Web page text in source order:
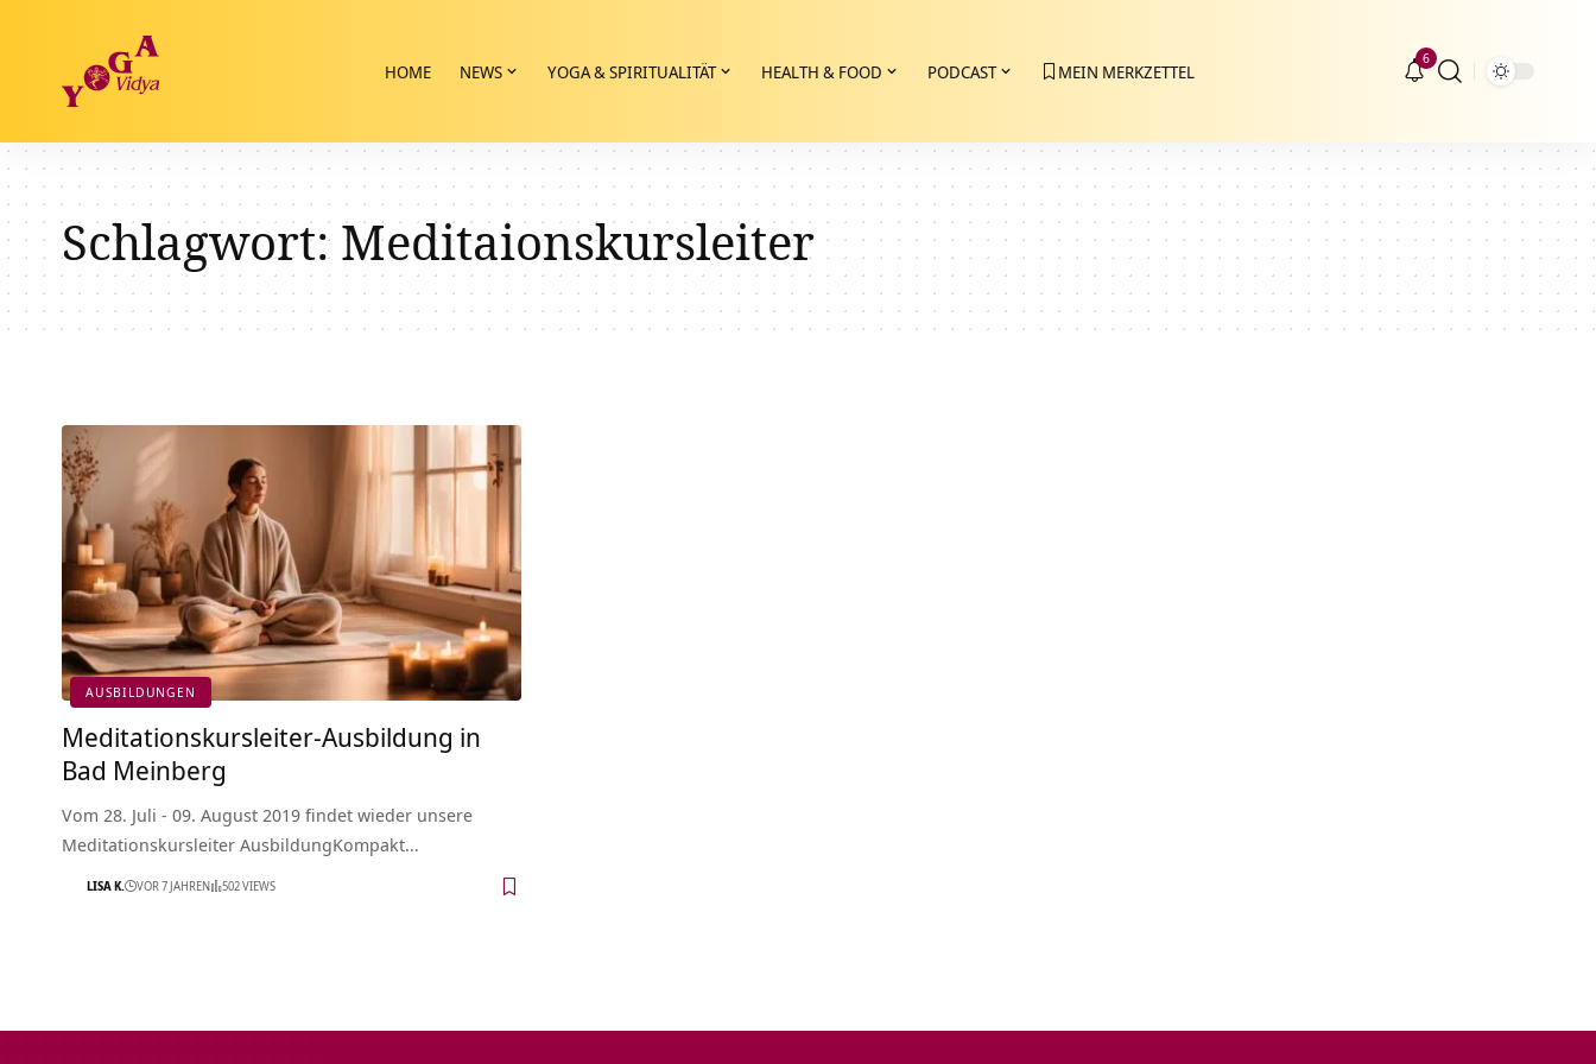
HOME NEWS YOGA & SPIRITUALITÄT HEALTH & FOOD PODCAST MEIN MERKZETTEL
6
Schlagwort:Meditaionskursleiter
AUSBILDUNGEN
Meditationskursleiter-Ausbildung in
Bad Meinberg
Vom 28. Juli - 09. August 2019 findet wieder unsere
Meditationskursleiter AusbildungKompakt…
LISA K. VOR 7 JAHREN 502 VIEWS